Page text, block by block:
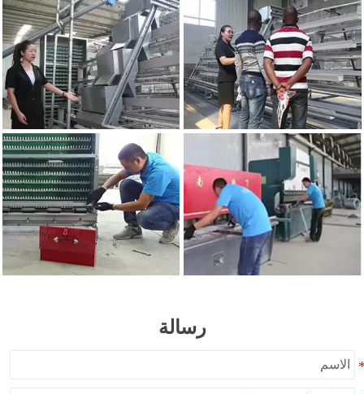
رسالة